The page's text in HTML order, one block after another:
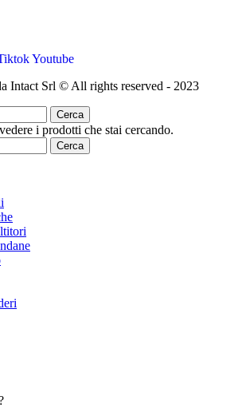
Youtube
Intact Srl © All rights reserved - 2023
Cerca
i prodotti che stai cercando.
Cerca